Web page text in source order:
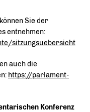
Sie der
entnehmen:
sitzungsuebersicht
auch die
https://parlament-
Konferenz